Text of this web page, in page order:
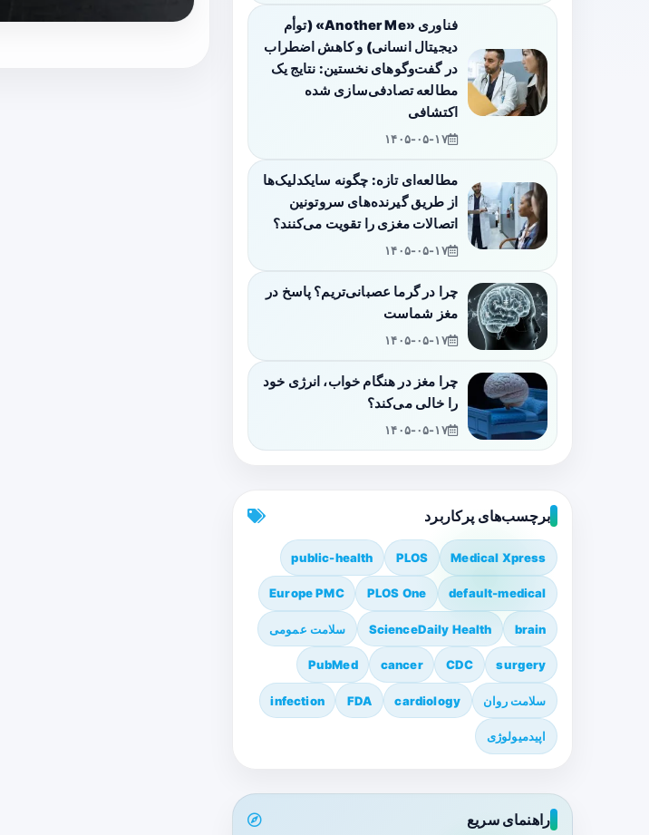
فناوری «Another Me» (توأم
دیجیتال انسانی) و کاهش اضطراب
در گفت‌وگوهای نخستین: نتایج یک
مطالعه تصادفی‌سازی شده
اکتشافی
۱۴۰۵-۰۵-۱۷
مطالعه‌ای تازه: چگونه سایکدلیک‌ها
از طریق گیرنده‌های سروتونین
اتصالات مغزی را تقویت می‌کنند؟
۱۴۰۵-۰۵-۱۷
چرا در گرما عصبانی‌تریم؟ پاسخ در
مغز شماست
۱۴۰۵-۰۵-۱۷
چرا مغز در هنگام خواب، انرژی خود
را خالی می‌کند؟
۱۴۰۵-۰۵-۱۷
برچسب‌های پرکاربرد
Medical Xpress
PLOS
public-health
default-medical
PLOS One
Europe PMC
brain
ScienceDaily Health سلامت عمومی
surgery
CDC
cancer
PubMed
سلامت روان cardiology
FDA
infection
اپیدمیولوژی
راهنمای سریع